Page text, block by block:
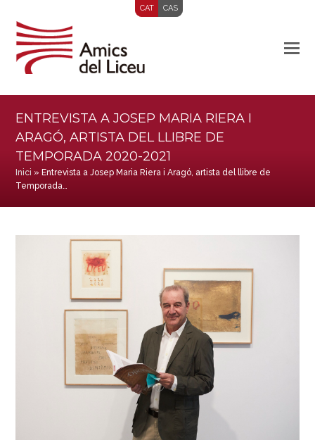
CAT CAS
ENTREVISTA A JOSEP MARIA RIERA I
ARAGÓ, ARTISTA DEL LLIBRE DE
TEMPORADA 2020-2021
Inici » Entrevista a Josep Maria Riera i Aragó, artista del llibre de
Temporada…